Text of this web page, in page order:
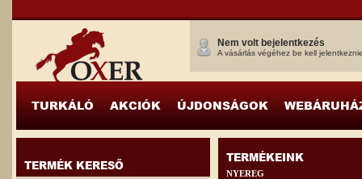
Nem volt bejelentkezés
A vásárlás végéhez be kell
TURKÁLÓ AKCIÓK ÚJDONSÁGOK
TERMÉK KERESŐ
TERMÉKEINK
NYEREG